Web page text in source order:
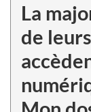
La
de